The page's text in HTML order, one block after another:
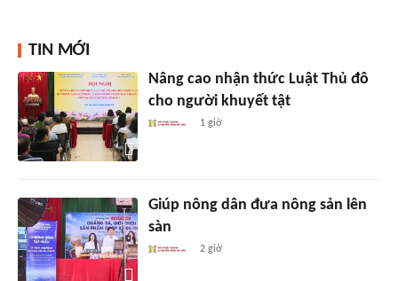
TIN MỚI
Nâng cao nhận thức Luật Thủ đô
cho người khuyết tật
1 giờ
Giúp nông dân đưa nông sản lên
sàn
2 giờ